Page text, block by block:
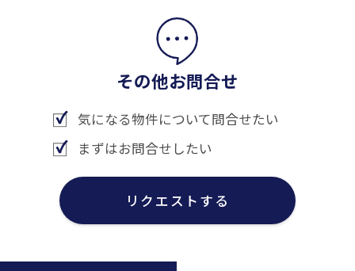
その他お問合せ
気になる物件について問合せたい
まずはお問合せしたい
リクエストする